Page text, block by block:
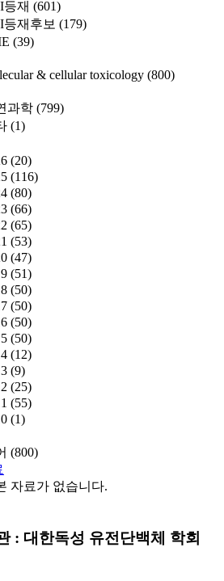
재 (601)
등재후보 (179)
(39)
& cellular toxicology (800)
과학 (799)
(1)
(20)
(116)
(80)
(66)
(65)
(53)
(47)
(51)
(50)
(50)
(50)
(50)
(12)
(9)
(25)
(55)
(1)
(800)
자료가 없습니다.
: 대한독성 유전단백체 학회